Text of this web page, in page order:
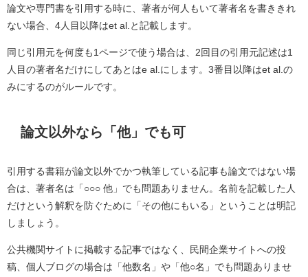
論文や専門書を引用する時に、著者が何人もいて著者名を書ききれ
ない場合、4人目以降はet al.と記載します。
同じ引用元を何度も1ページで使う場合は、2回目の引用元記述は1
人目の著者名だけにしてあとはe al.にします。3番目以降はet al.の
みにするのがルールです。
論文以外なら「他」でも可
引用する書籍が論文以外でかつ執筆している記事も論文ではない場
合は、著者名は「○○○ 他」でも問題ありません。名前を記載した人
だけという解釈を防ぐために「その他にもいる」ということは明記
しましょう。
公共機関サイトに掲載する記事ではなく、民間企業サイトへの投
稿、個人ブログの場合は「他数名」や「他○名」でも問題ありませ